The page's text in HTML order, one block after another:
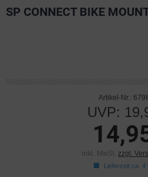
SP CONNECT BIKE
Artikel-Nr.:
UVP:
inkl. MwSt. zzgl.
Lieferzeit ca. 4